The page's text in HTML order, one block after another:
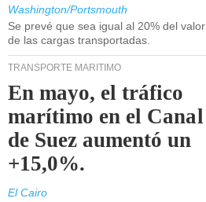
Washington/Portsmouth
Se prevé que sea igual al 20% del valor
de las cargas transportadas.
TRANSPORTE MARÍTIMO
En mayo, el tráfico
marítimo en el Canal
de Suez aumentó un
+15,0%.
El Cairo